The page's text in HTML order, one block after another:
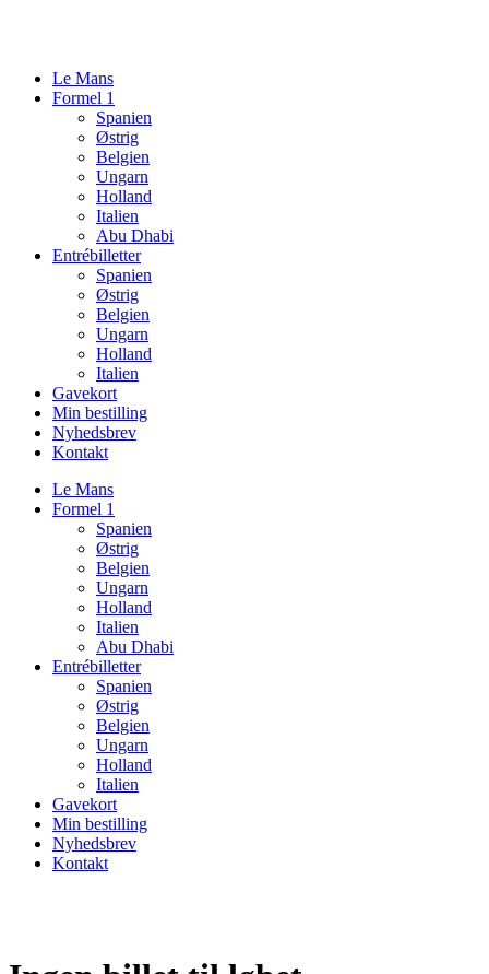
Le Mans
Formel 1
Spanien
Østrig
Belgien
Ungarn
Holland
Italien
Abu Dhabi
Entrébilletter
Spanien
Østrig
Belgien
Ungarn
Holland
Italien
Gavekort
Min bestilling
Nyhedsbrev
Kontakt
Le Mans
Formel 1
Spanien
Østrig
Belgien
Ungarn
Holland
Italien
Abu Dhabi
Entrébilletter
Spanien
Østrig
Belgien
Ungarn
Holland
Italien
Gavekort
Min bestilling
Nyhedsbrev
Kontakt